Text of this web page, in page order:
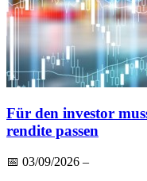
Für den investor
rendite passen
📅 03/09/2026 –